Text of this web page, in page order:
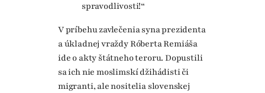
spravodlivosti!“
V príbehu zavlečenia syna prezidenta
a úkladnej vraždy Róberta Remiáša
ide o akty štátneho teroru. Dopustili
sa ich nie moslimskí džihádisti či
migranti, ale nositelia slovenskej